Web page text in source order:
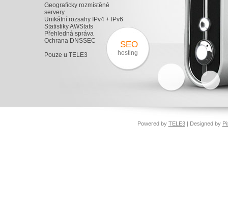
Geograficky rozmístěné
servery
Unikátní rozsahy IPv4 + IPv6
Statistiky AWStats
Přehledná správa
Ochrana DNSSEC
Pouze u TELE3
SEO
hosting
Powered by TELE3| Designed by